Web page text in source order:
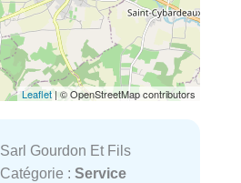
Leaflet | © OpenStreetMap contributors
Sarl Gourdon Et Fils
Catégorie : Service